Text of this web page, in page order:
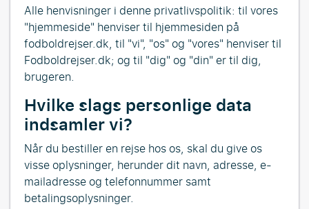
Alle henvisninger i denne privatlivspolitik: til vores
"hjemmeside" henviser til hjemmesiden på
fodboldrejser.dk, til "vi", "os" og "vores" henviser til
Fodboldrejser.dk; og til "dig" og "din" er til dig,
brugeren.
Hvilke slags personlige data
indsamler vi?
Når du bestiller en rejse hos os, skal du give os
visse oplysninger, herunder dit navn, adresse, e-
mailadresse og telefonnummer samt
betalingsoplysninger.